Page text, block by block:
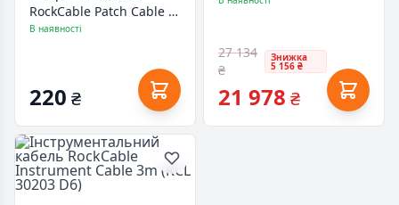
RockCable Patch Cable -
2 x TS Jack to TRS
В наявності
220 ₴
27 134
₴
Знижка
5 156 ₴
21 978 ₴